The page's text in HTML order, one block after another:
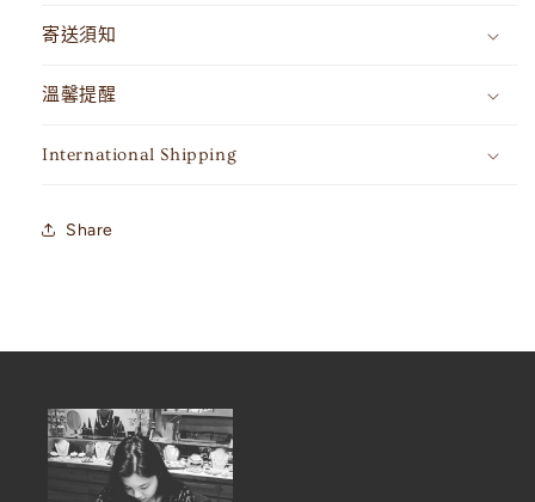
寄送須知
溫馨提醒
International Shipping
Share